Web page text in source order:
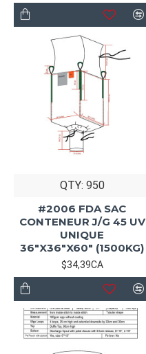
QTY: 950
#2006 FDA SAC
CONTENEUR J/G 45 UV
UNIQUE
36"X36"X60" (1500KG)
$34,39CA